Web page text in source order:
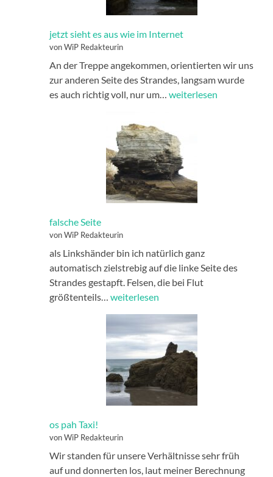
jetzt sieht es aus wie im Internet
von WiP Redakteurin
An der Treppe angekommen, orientierten wir uns
zur anderen Seite des Strandes, langsam wurde
es auch richtig voll, nur um…jetzt
aus
wie
im
Internet
weiterlesen
falsche Seite
von WiP Redakteurin
als Linkshänder bin ich natürlich ganz
automatisch zielstrebig auf die linke Seite des
Strandes gestapft. Felsen, die bei Flut
größtenteils…falsche
weiterlesen
os pah Taxi!
von WiP Redakteurin
Wir standen für unsere Verhältnisse sehr früh
auf und donnerten los, laut meiner Berechnung